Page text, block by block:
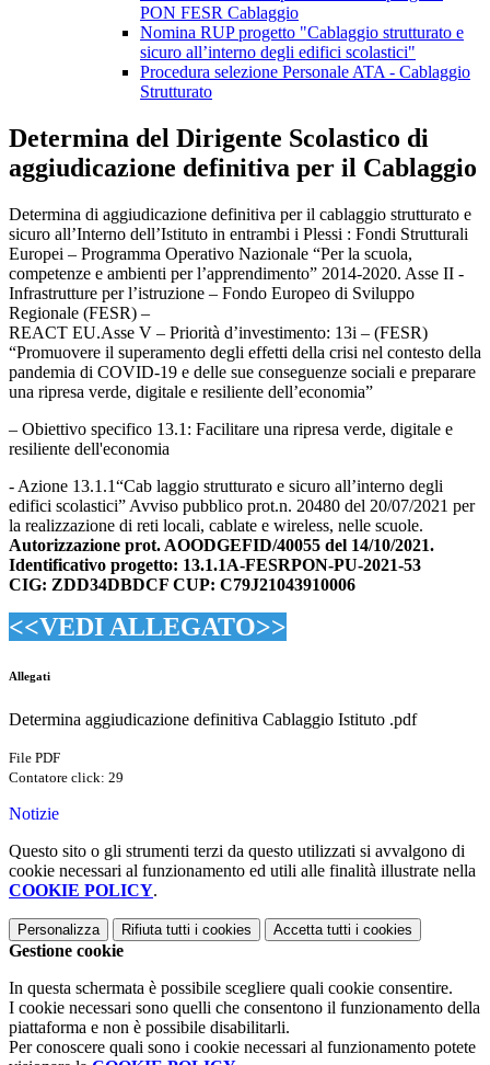
PON FESR Cablaggio
Nomina RUP progetto "Cablaggio strutturato e
sicuro all’interno degli edifici scolastici"
Procedura selezione Personale ATA - Cablaggio
Strutturato
Determina del Dirigente Scolastico di
aggiudicazione definitiva per il Cablaggio
Determina di aggiudicazione definitiva per il cablaggio strutturato e
sicuro all’Interno dell’Istituto in entrambi i Plessi : Fondi Strutturali
Europei – Programma Operativo Nazionale “Per la scuola,
competenze e ambienti per l’apprendimento” 2014-2020. Asse II -
Infrastrutture per l’istruzione – Fondo Europeo di Sviluppo
Regionale (FESR) –
REACT EU.Asse V – Priorità d’investimento: 13i – (FESR)
“Promuovere il superamento degli effetti della crisi nel contesto della
pandemia di COVID-19 e delle sue conseguenze sociali e preparare
una ripresa verde, digitale e resiliente dell’economia”
– Obiettivo specifico 13.1: Facilitare una ripresa verde, digitale e
resiliente dell'economia
- Azione 13.1.1“Cab laggio strutturato e sicuro all’interno degli
edifici scolastici” Avviso pubblico prot.n. 20480 del 20/07/2021 per
la realizzazione di reti locali, cablate e wireless, nelle scuole.
Autorizzazione prot. AOODGEFID/40055 del 14/10/2021.
Identificativo progetto: 13.1.1A-FESRPON-PU-2021-53
CIG: ZDD34DBDCF CUP: C79J21043910006
<<VEDI ALLEGATO>>
Allegati
Determina aggiudicazione definitiva Cablaggio Istituto .pdf
File PDF
Contatore click: 29
Notizie
Questo sito o gli strumenti terzi da questo utilizzati si avvalgono di
cookie necessari al funzionamento ed utili alle finalità illustrate nella
COOKIE POLICY.
Personalizza Rifiuta tutti i cookies Accetta tutti i cookies
Gestione cookie
In questa schermata è possibile scegliere quali cookie consentire.
I cookie necessari sono quelli che consentono il funzionamento della
piattaforma e non è possibile disabilitarli.
Per conoscere quali sono i cookie necessari al funzionamento potete